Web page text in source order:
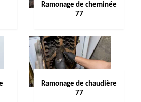
Ramonage de cheminée
77
Ramonage de chaudière
77